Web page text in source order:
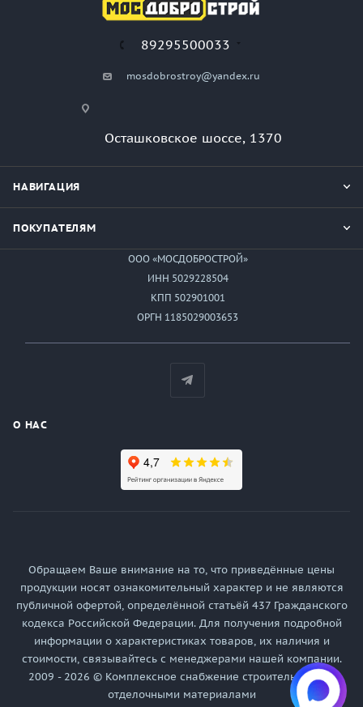
89295500033
mosdobrostroy@yandex.ru
Осташковское шоссе, 1370
НАВИГАЦИЯ
ПОКУПАТЕЛЯМ
ООО «МОСДОБРОСТРОЙ»
ИНН 5029228504
КПП 502901001
ОРГН 1185029003653
О НАС
Обращаем Ваше внимание на то, что приведённые цены
продукции носят ознакомительный характер и не являются
публичной офертой, определённой статьёй 437 Гражданского
кодекса Российской Федерации. Для получения подробной
информации о характеристиках товаров, их наличия и
стоимости, связывайтесь с менеджерами нашей компании.
2009 - 2026 © Комплексное снабжение строительными и
отделочными материалами